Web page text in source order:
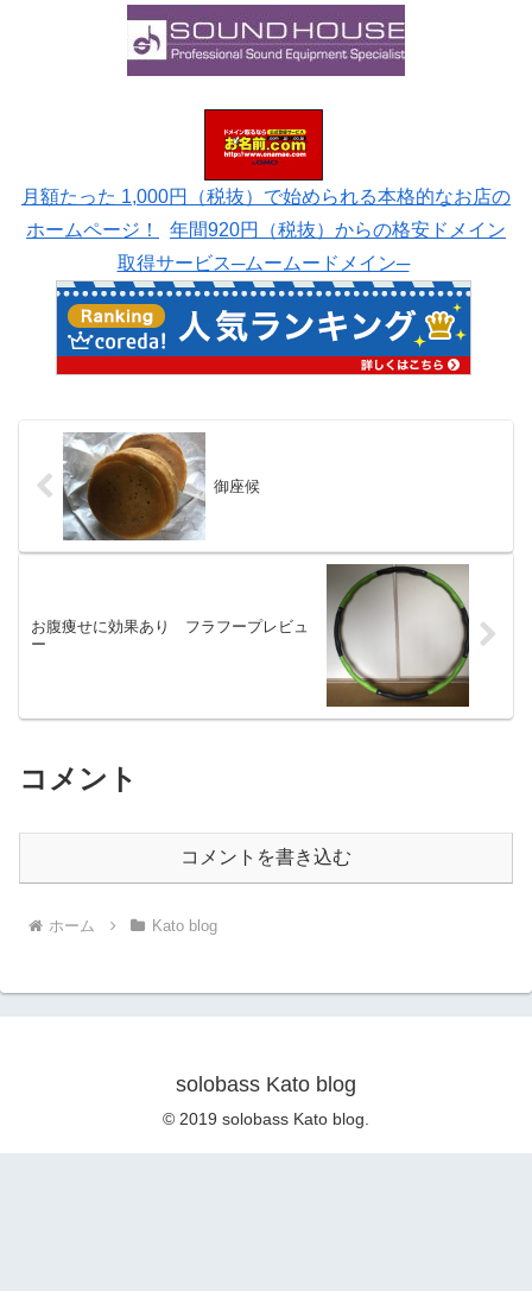
月額たった 1,000円（税抜）で始められる本格的なお店の
ホームページ！
年間920円（税抜）からの格安ドメイン
取得サービス─ムームードメイン─
御座候
お腹痩せに効果あり フラフープレビュ
ー
コメント
コメントを書き込む
ホーム Kato blog
solobass Kato blog
© 2019 solobass Kato blog.